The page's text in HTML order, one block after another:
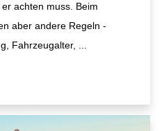
achten muss. Beim
aber andere Regeln -
Fahrzeugalter,